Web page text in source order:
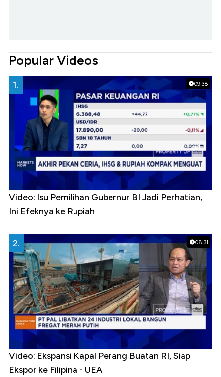
Popular Videos
09:38
1.
Video: Isu Pemilihan Gubernur BI Jadi Perhatian,
Ini Efeknya ke Rupiah
08:31
2.
Video: Ekspansi Kapal Perang Buatan RI, Siap
Ekspor ke Filipina - UEA